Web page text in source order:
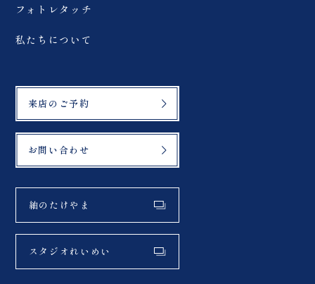
フォトレタッチ
私たちについて
来店のご予約
お問い合わせ
紬のたけやま
スタジオれいめい